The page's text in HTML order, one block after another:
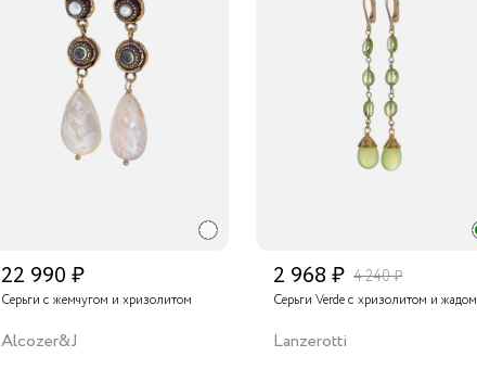
22 990 ₽
Серьги с жемчугом и хризолитом
Alcozer&J
2 968 ₽ 4 240 ₽
Серьги Verde с хризолитом и жадом
Lanzerotti